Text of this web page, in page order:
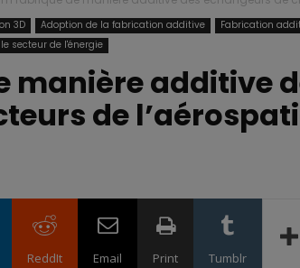
3D Adoption de la fabrication additive Fabrication
secteur de l'énergie
manière additive
de
ReddIt Email Print Tumblr